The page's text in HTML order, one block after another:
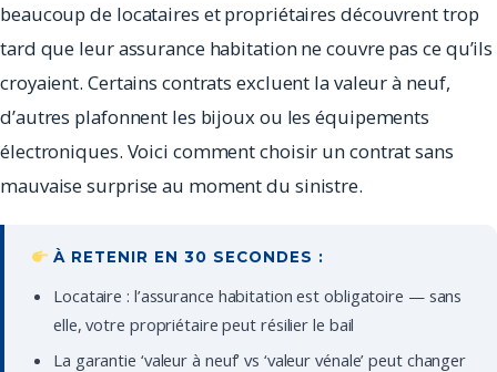
beaucoup de locataires et propriétaires découvrent trop
tard que leur assurance habitation ne couvre pas ce qu’ils
croyaient. Certains contrats excluent la valeur à neuf,
d’autres plafonnent les bijoux ou les équipements
électroniques. Voici comment choisir un contrat sans
mauvaise surprise au moment du sinistre.
À RETENIR EN 30 SECONDES :
Locataire : l’assurance habitation est obligatoire — sans
elle, votre propriétaire peut résilier le bail
La garantie ‘valeur à neuf’ vs ‘valeur vénale’ peut changer